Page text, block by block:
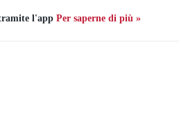
l'app Per saperne di più »